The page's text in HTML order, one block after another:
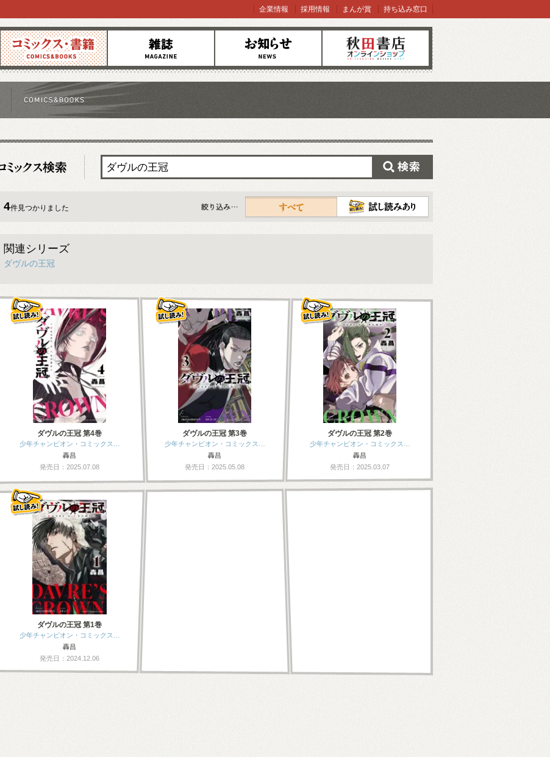
コミックス 雑誌 お知らせ オンラインショップ
企業情報 採用情報 まんが賞 持ち込み窓口
4件見つかりました
すべて
関連シリーズ
ダヴルの王冠
ダヴルの王冠 第4巻
少年チャンピオン・コミックス…
轟昌
発売日：2025.07.08
ダヴルの王冠 第3巻
少年チャンピオン・コミックス…
轟昌
発売日：2025.05.08
ダヴルの王冠 第2巻
少年チャンピオン・コミックス…
轟昌
発売日：2025.03.07
ダヴルの王冠 第1巻
少年チャンピオン・コミックス…
轟昌
発売日：2024.12.06